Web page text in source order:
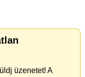
üzenetet! A